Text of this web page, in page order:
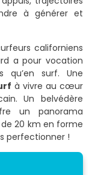
à générer et
californiens
a pour vocation
qu’en surf. Une
à vivre au cœur
Un belvédère
un panorama
20 km en forme
perfectionner !